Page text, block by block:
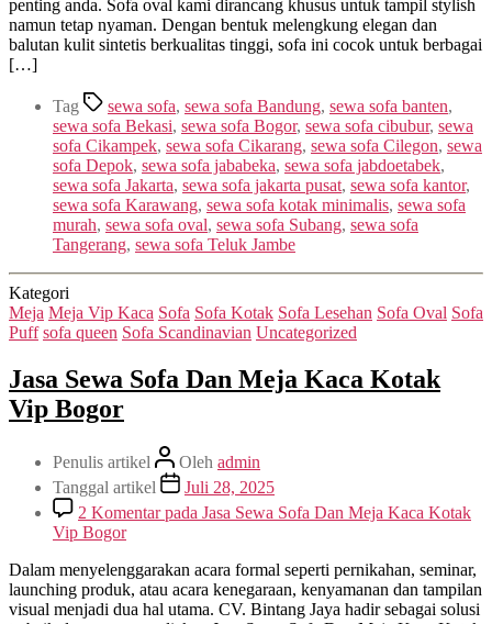
penting anda. Sofa oval kami dirancang khusus untuk tampil stylish
namun tetap nyaman. Dengan bentuk melengkung elegan dan
balutan kulit sintetis berkualitas tinggi, sofa ini cocok untuk berbagai
[…]
Tag sewa sofa, sewa sofa Bandung, sewa sofa banten,
sewa sofa Bekasi, sewa sofa Bogor, sewa sofa cibubur, sewa
sofa Cikampek, sewa sofa Cikarang, sewa sofa Cilegon, sewa
sofa Depok, sewa sofa jababeka, sewa sofa jabdoetabek,
sewa sofa Jakarta, sewa sofa jakarta pusat, sewa sofa kantor,
sewa sofa Karawang, sewa sofa kotak minimalis, sewa sofa
murah, sewa sofa oval, sewa sofa Subang, sewa sofa
Tangerang, sewa sofa Teluk Jambe
Kategori
Meja Meja Vip Kaca Sofa Sofa Kotak Sofa Lesehan Sofa Oval Sofa
Puff sofa queen Sofa Scandinavian Uncategorized
Jasa Sewa Sofa Dan Meja Kaca Kotak
Vip Bogor
Penulis artikel Oleh admin
Tanggal artikel
Juli 28, 2025
2 Komentarpada Jasa Sewa Sofa Dan Meja Kaca Kotak
Vip Bogor
Dalam menyelenggarakan acara formal seperti pernikahan, seminar,
launching produk, atau acara kenegaraan, kenyamanan dan tampilan
visual menjadi dua hal utama. CV. Bintang Jaya hadir sebagai solusi